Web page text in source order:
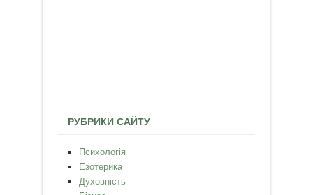
РУБРИКИ САЙТУ
Психологія
Езотерика
Духовність